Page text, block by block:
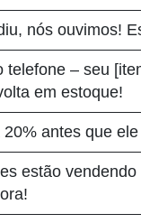
nós ouvimos!
telefone – seu
em estoque!
antes que
estão